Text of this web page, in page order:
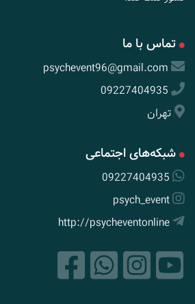
تماس با ما
psychevent96@gmail.com
09227404935
تهران
شبکه‌های اجتماعی
09227404935
psych_event
http://psycheventonline